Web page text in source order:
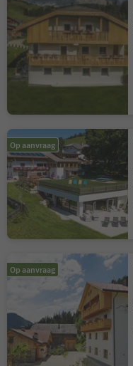
Op aanvraag
Op aanvraag